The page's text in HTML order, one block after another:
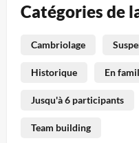
Catégories de
Cambriolage
Historique En
Jusqu'à 6 participants
Team building